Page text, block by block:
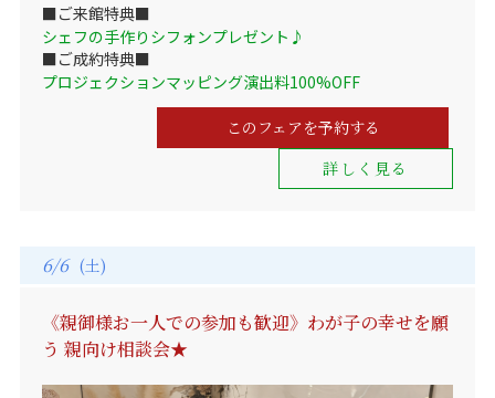
■ご来館特典■
シェフの手作りシフォンプレゼント♪
■ご成約特典■
プロジェクションマッピング演出料100%OFF
このフェアを予約する
詳しく見る
6/6 (土)
《親御様お一人での参加も歓迎》わが子の幸せを願
う 親向け相談会★